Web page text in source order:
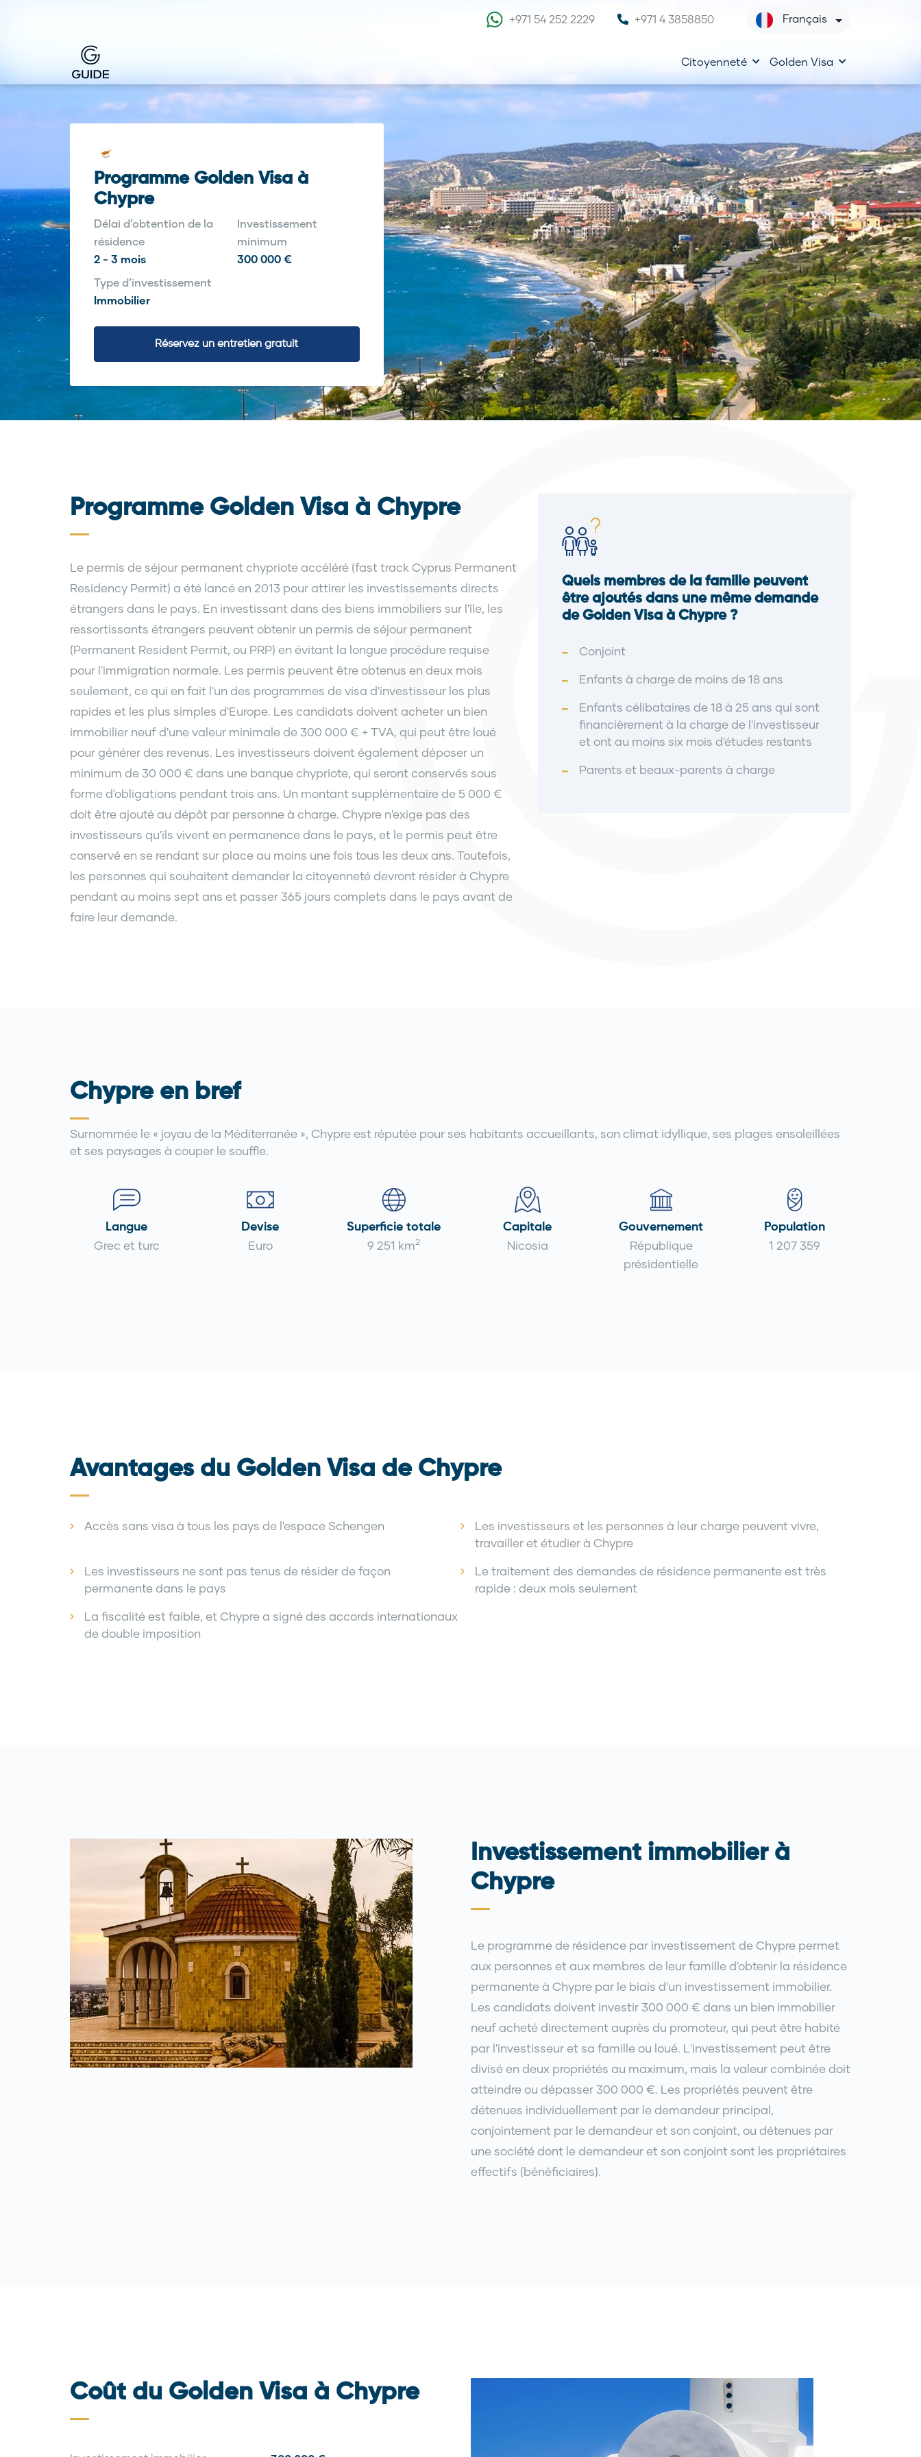
+971 54 252 2229 +971 4 3858850 Français
Citoyenneté Golden Visa
Programme Golden Visa à
Chypre
Délai d’obtention de la
résidence
2 - 3 mois
Investissement
minimum
300 000 €
Type d’investissement
Immobilier
Réservez un entretien gratuit
Programme Golden Visa à Chypre
Le permis de séjour permanent chypriote accéléré (fast track Cyprus Permanent
Residency Permit) a été lancé en 2013 pour attirer les investissements directs
étrangers dans le pays. En investissant dans des biens immobiliers sur l'île, les
ressortissants étrangers peuvent obtenir un permis de séjour permanent
(Permanent Resident Permit, ou PRP) en évitant la longue procédure requise
pour l'immigration normale. Les permis peuvent être obtenus en deux mois
seulement, ce qui en fait l'un des programmes de visa d'investisseur les plus
rapides et les plus simples d'Europe. Les candidats doivent acheter un bien
immobilier neuf d'une valeur minimale de 300 000 € + TVA, qui peut être loué
pour générer des revenus. Les investisseurs doivent également déposer un
minimum de 30 000 € dans une banque chypriote, qui seront conservés sous
forme d'obligations pendant trois ans. Un montant supplémentaire de 5 000 €
doit être ajouté au dépôt par personne à charge. Chypre n'exige pas des
investisseurs qu'ils vivent en permanence dans le pays, et le permis peut être
conservé en se rendant sur place au moins une fois tous les deux ans. Toutefois,
les personnes qui souhaitent demander la citoyenneté devront résider à Chypre
pendant au moins sept ans et passer 365 jours complets dans le pays avant de
faire leur demande.
Quels membres de la famille peuvent
être ajoutés dans une même demande
de Golden Visa à Chypre ?
Conjoint
Enfants à charge de moins de 18 ans
Enfants célibataires de 18 à 25 ans qui sont
financièrement à la charge de l'investisseur
et ont au moins six mois d'études restants
Parents et beaux-parents à charge
Chypre en bref
Surnommée le « joyau de la Méditerranée », Chypre est réputée pour ses habitants accueillants, son climat idyllique, ses plages ensoleillées
et ses paysages à couper le souffle.
Langue
Grec et turc
Devise
Euro
Superficie totale
9 251 km2
Capitale
Nicosia
Gouvernement
République
présidentielle
Population
1 207 359
Avantages du Golden Visa de Chypre
Accès sans visa à tous les pays de l'espace Schengen
Les investisseurs et les personnes à leur charge peuvent vivre,
travailler et étudier à Chypre
Les investisseurs ne sont pas tenus de résider de façon
permanente dans le pays
Le traitement des demandes de résidence permanente est très
rapide : deux mois seulement
La fiscalité est faible, et Chypre a signé des accords internationaux
de double imposition
Investissement immobilier à
Chypre
Le programme de résidence par investissement de Chypre permet
aux personnes et aux membres de leur famille d'obtenir la résidence
permanente à Chypre par le biais d'un investissement immobilier.
Les candidats doivent investir 300 000 € dans un bien immobilier
neuf acheté directement auprès du promoteur, qui peut être habité
par l'investisseur et sa famille ou loué. L'investissement peut être
divisé en deux propriétés au maximum, mais la valeur combinée doit
atteindre ou dépasser 300 000 €. Les propriétés peuvent être
détenues individuellement par le demandeur principal,
conjointement par le demandeur et son conjoint, ou détenues par
une société dont le demandeur et son conjoint sont les propriétaires
effectifs (bénéficiaires).
Coût du Golden Visa à Chypre